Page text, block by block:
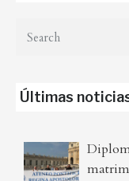
Últimas